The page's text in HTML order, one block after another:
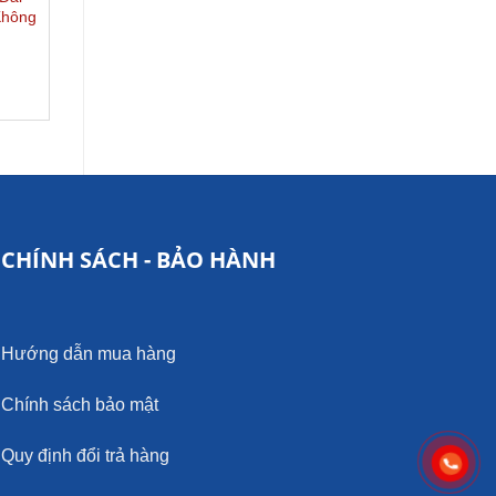
CHÍNH SÁCH - BẢO HÀNH
Hướng dẫn mua hàng
Chính sách bảo mật
Quy định đổi trả hàng